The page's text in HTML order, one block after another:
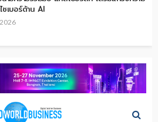
ซเบอร์ด้าน AI